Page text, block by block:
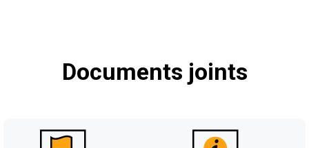
Documents joints